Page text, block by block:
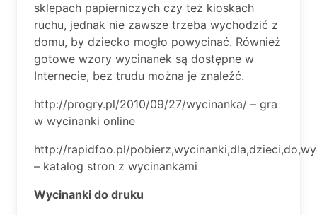
sklepach papierniczych czy też kioskach
ruchu, jednak nie zawsze trzeba wychodzić z
domu, by dziecko mogło powycinać. Również
gotowe wzory wycinanek są dostępne w
Internecie, bez trudu można je znaleźć.
http://progry.pl/2010/09/27/wycinanka/ – gra
w wycinanki online
http://rapidfoo.pl/
– katalog stron z wycinankami
Wycinanki do druku